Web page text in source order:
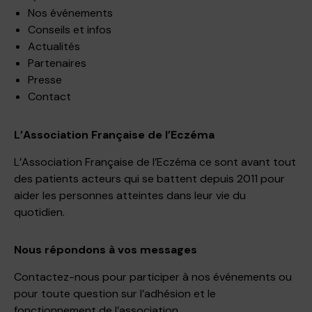
Nos événements
Conseils et infos
Actualités
Partenaires
Presse
Contact
L’Association Française de l’Eczéma
L’Association Française de l’Eczéma ce sont avant tout
des patients acteurs qui se battent depuis 2011 pour
aider les personnes atteintes dans leur vie du
quotidien.
Nous répondons à vos messages
Contactez-nous pour participer à nos événements ou
pour toute question sur l’adhésion et le